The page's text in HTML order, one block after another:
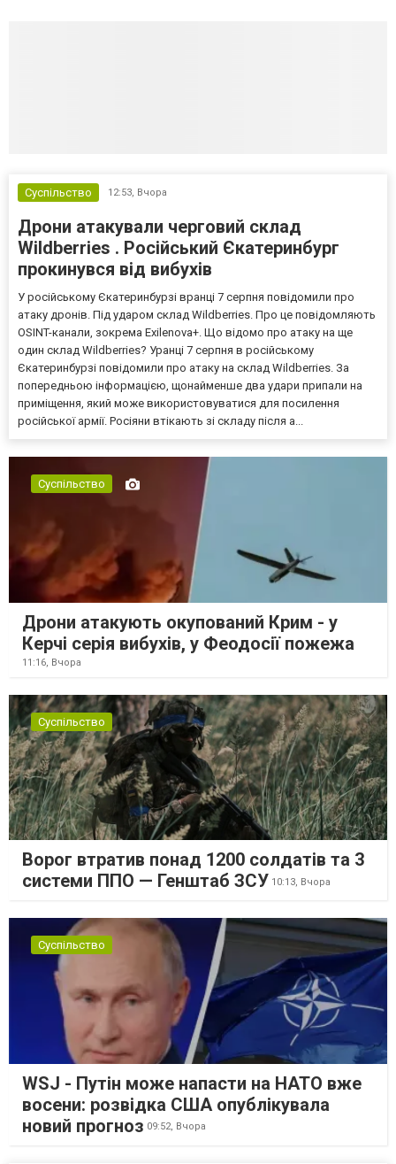
Суспільство 12:53, Вчора
Дрони атакували черговий склад
Wildberries . Російський Єкатеринбург
прокинувся від вибухів
У російському Єкатеринбурзі вранці 7 серпня повідомили про
атаку дронів. Під ударом склад Wildberries. Про це повідомляють
OSINT-канали, зокрема Exilenova+. Що відомо про атаку на ще
один склад Wildberries? Уранці 7 серпня в російському
Єкатеринбурзі повідомили про атаку на склад Wildberries. За
попередньою інформацією, щонайменше два удари припали на
приміщення, який може використовуватися для посилення
російської армії. Росіяни втікають зі складу після а...
Суспільство
Дрони атакують окупований Крим - у
Керчі серія вибухів, у Феодосії пожежа
11:16, Вчора
Суспільство
Ворог втратив понад 1200 солдатів та 3
системи ППО — Генштаб ЗСУ 10:13, Вчора
Суспільство
WSJ - Путін може напасти на НАТО вже
восени: розвідка США опублікувала
новий прогноз 09:52, Вчора